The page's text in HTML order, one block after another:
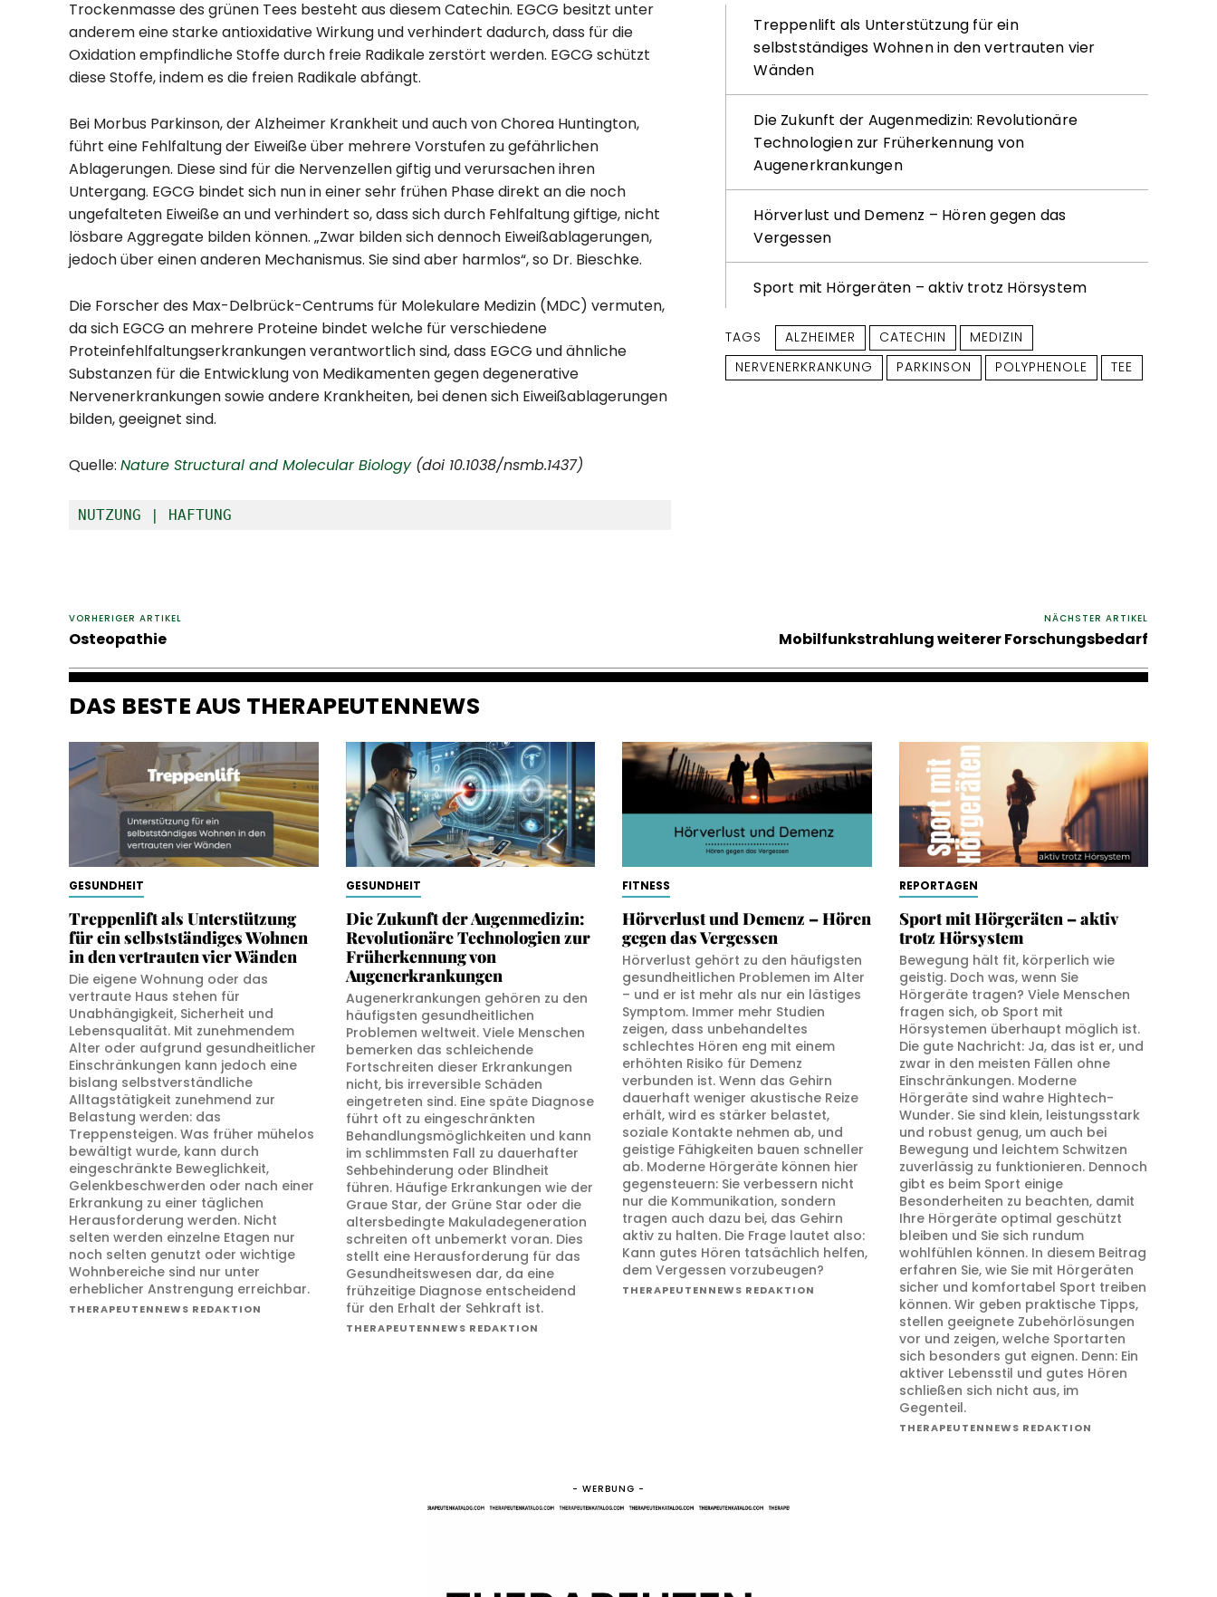
Trockenmasse des grünen Tees besteht aus diesem Catechin. EGCG besitzt unter
anderem eine starke antioxidative Wirkung und verhindert dadurch, dass für die
Oxidation empfindliche Stoffe durch freie Radikale zerstört werden. EGCG schützt
diese Stoffe, indem es die freien Radikale abfängt.
Bei Morbus Parkinson, der Alzheimer Krankheit und auch von Chorea Huntington,
führt eine Fehlfaltung der Eiweiße über mehrere Vorstufen zu gefährlichen
Ablagerungen. Diese sind für die Nervenzellen giftig und verursachen ihren
Untergang. EGCG bindet sich nun in einer sehr frühen Phase direkt an die noch
ungefalteten Eiweiße an und verhindert so, dass sich durch Fehlfaltung giftige, nicht
lösbare Aggregate bilden können. „Zwar bilden sich dennoch Eiweißablagerungen,
jedoch über einen anderen Mechanismus. Sie sind aber harmlos“, so Dr. Bieschke.
Die Forscher des Max-Delbrück-Centrums für Molekulare Medizin (MDC) vermuten,
da sich EGCG an mehrere Proteine bindet welche für verschiedene
Proteinfehlfaltungserkrankungen verantwortlich sind, dass EGCG und ähnliche
Substanzen für die Entwicklung von Medikamenten gegen degenerative
Nervenerkrankungen sowie andere Krankheiten, bei denen sich Eiweißablagerungen
bilden, geeignet sind.
Quelle: Nature Structural and Molecular Biology(doi 10.1038/nsmb.1437)
NUTZUNG | HAFTUNG
Treppenlift als Unterstützung für ein
selbstständiges Wohnen in den vertrauten vier
Wänden
Die Zukunft der Augenmedizin: Revolutionäre
Technologien zur Früherkennung von
Augenerkrankungen
Hörverlust und Demenz – Hören gegen das
Vergessen
Sport mit Hörgeräten – aktiv trotz Hörsystem
TAGS ALZHEIMER CATECHIN
MEDIZIN
NERVENERKRANKUNG
PARKINSON POLYPHENOLE TEE
VORHERIGER ARTIKEL
Osteopathie
NÄCHSTER ARTIKEL
Mobilfunkstrahlung weiterer Forschungsbedarf
DAS BESTE AUS THERAPEUTENNEWS
GESUNDHEIT
Treppenlift als Unterstützung
für ein selbstständiges Wohnen
in den vertrauten vier Wänden
Die eigene Wohnung oder das
vertraute Haus stehen für
Unabhängigkeit, Sicherheit und
Lebensqualität. Mit zunehmendem
Alter oder aufgrund gesundheitlicher
Einschränkungen kann jedoch eine
bislang selbstverständliche
Alltagstätigkeit zunehmend zur
Belastung werden: das
Treppensteigen. Was früher mühelos
bewältigt wurde, kann durch
eingeschränkte Beweglichkeit,
Gelenkbeschwerden oder nach einer
Erkrankung zu einer täglichen
Herausforderung werden. Nicht
selten werden einzelne Etagen nur
noch selten genutzt oder wichtige
Wohnbereiche sind nur unter
erheblicher Anstrengung erreichbar.
THERAPEUTENNEWS REDAKTION
GESUNDHEIT
Die Zukunft der Augenmedizin:
Revolutionäre Technologien zur
Früherkennung von
Augenerkrankungen
Augenerkrankungen gehören zu den
häufigsten gesundheitlichen
Problemen weltweit. Viele Menschen
bemerken das schleichende
Fortschreiten dieser Erkrankungen
nicht, bis irreversible Schäden
eingetreten sind. Eine späte Diagnose
führt oft zu eingeschränkten
Behandlungsmöglichkeiten und kann
im schlimmsten Fall zu dauerhafter
Sehbehinderung oder Blindheit
führen. Häufige Erkrankungen wie der
Graue Star, der Grüne Star oder die
altersbedingte Makuladegeneration
schreiten oft unbemerkt voran. Dies
stellt eine Herausforderung für das
Gesundheitswesen dar, da eine
frühzeitige Diagnose entscheidend
für den Erhalt der Sehkraft ist.
THERAPEUTENNEWS REDAKTION
FITNESS
Hörverlust und Demenz – Hören
gegen das Vergessen
Hörverlust gehört zu den häufigsten
gesundheitlichen Problemen im Alter
– und er ist mehr als nur ein lästiges
Symptom. Immer mehr Studien
zeigen, dass unbehandeltes
schlechtes Hören eng mit einem
erhöhten Risiko für Demenz
verbunden ist. Wenn das Gehirn
dauerhaft weniger akustische Reize
erhält, wird es stärker belastet,
soziale Kontakte nehmen ab, und
geistige Fähigkeiten bauen schneller
ab. Moderne Hörgeräte können hier
gegensteuern: Sie verbessern nicht
nur die Kommunikation, sondern
tragen auch dazu bei, das Gehirn
aktiv zu halten. Die Frage lautet also:
Kann gutes Hören tatsächlich helfen,
dem Vergessen vorzubeugen?
THERAPEUTENNEWS REDAKTION
REPORTAGEN
Sport mit Hörgeräten – aktiv
trotz Hörsystem
Bewegung hält fit, körperlich wie
geistig. Doch was, wenn Sie
Hörgeräte tragen? Viele Menschen
fragen sich, ob Sport mit
Hörsystemen überhaupt möglich ist.
Die gute Nachricht: Ja, das ist er, und
zwar in den meisten Fällen ohne
Einschränkungen. Moderne
Hörgeräte sind wahre Hightech-
Wunder. Sie sind klein, leistungsstark
und robust genug, um auch bei
Bewegung und leichtem Schwitzen
zuverlässig zu funktionieren. Dennoch
gibt es beim Sport einige
Besonderheiten zu beachten, damit
Ihre Hörgeräte optimal geschützt
bleiben und Sie sich rundum
wohlfühlen können. In diesem Beitrag
erfahren Sie, wie Sie mit Hörgeräten
sicher und komfortabel Sport treiben
können. Wir geben praktische Tipps,
stellen geeignete Zubehörlösungen
vor und zeigen, welche Sportarten
sich besonders gut eignen. Denn: Ein
aktiver Lebensstil und gutes Hören
schließen sich nicht aus, im
Gegenteil.
THERAPEUTENNEWS REDAKTION
- WERBUNG -